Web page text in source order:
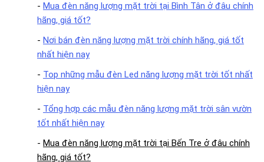
- Mua đèn năng lượng mặt trời tại Bình Tân ở đâu chính
hãng, giá tốt?
- Nơi bán đèn năng lượng mặt trời chính hãng, giá tốt
nhất hiện nay
- Top những mẫu đèn Led năng lượng mặt trời tốt nhất
hiện nay
- Tổng hợp các mẫu đèn năng lượng mặt trời sân vườn
tốt nhất hiện nay
- Mua đèn năng lượng mặt trời tại Bến Tre ở đâu chính
hãng, giá tốt?